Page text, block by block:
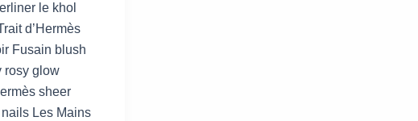
le khol
d’Hermès
Fusain blush
rosy glow
sheer
Les Mains